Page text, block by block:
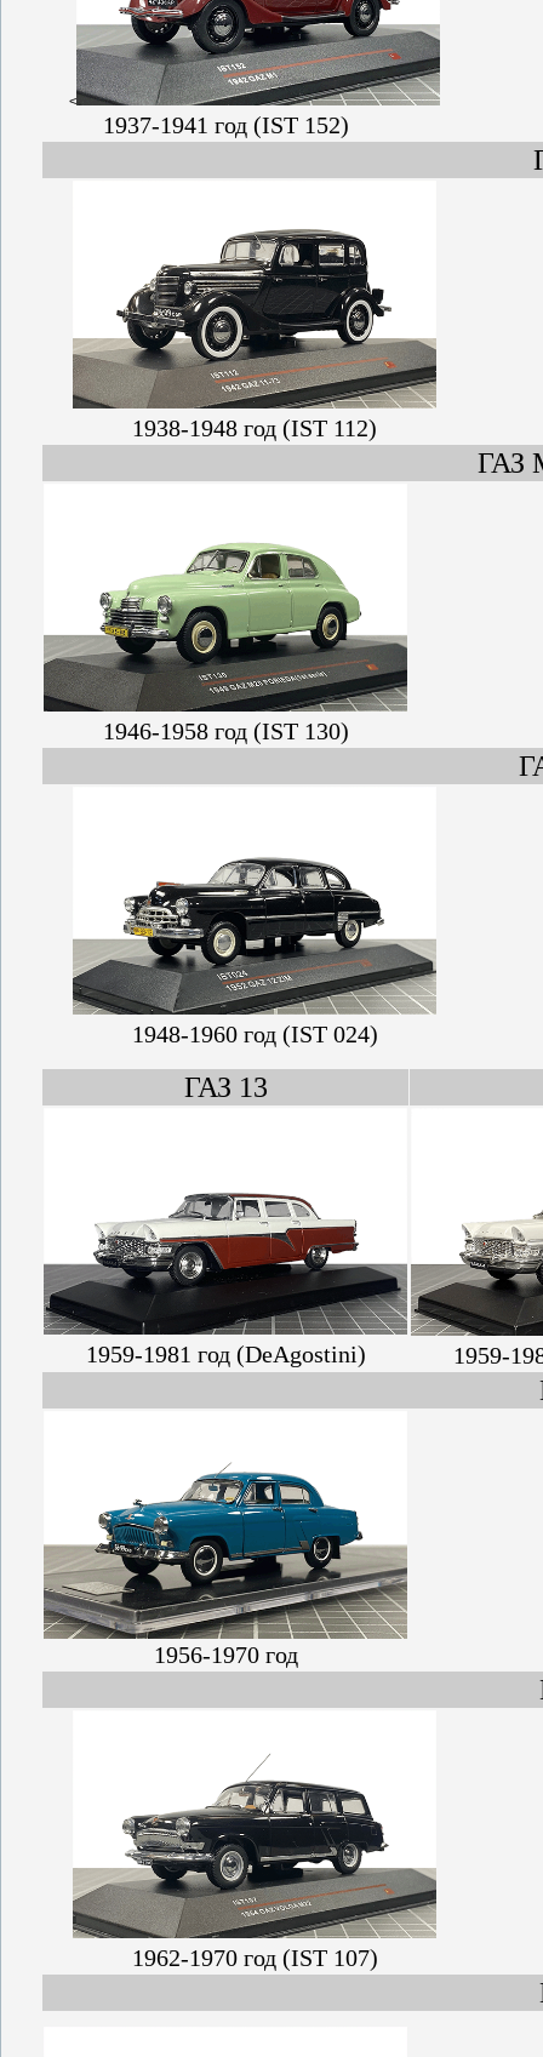
<
1937-1941 год (IST 152)
1938-1948 год (IST 112)
ГАЗ
1946-1958 год (IST 130)
1948-1960 год (IST 024)
ГАЗ 13
1959-1981 год (DeAgostini) 1959-
1956-1970 год
1962-1970 год (IST 107)